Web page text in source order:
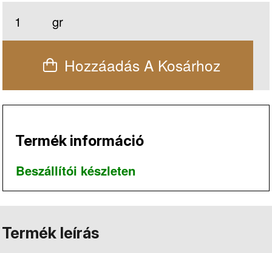
gr
Hozzáadás A Kosárhoz
Termék információ
Beszállítói készleten
Termék leírás